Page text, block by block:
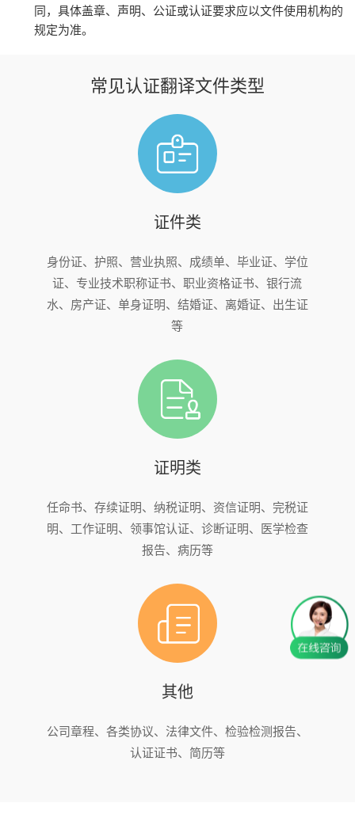
同，具体盖章、声明、公证或认证要求应以文件使用机构的
规定为准。
常见认证翻译文件类型
证件类
身份证、护照、营业执照、成绩单、毕业证、学位
证、专业技术职称证书、职业资格证书、银行流
水、房产证、单身证明、结婚证、离婚证、出生证
等
证明类
任命书、存续证明、纳税证明、资信证明、完税证
明、工作证明、领事馆认证、诊断证明、医学检查
报告、病历等
其他
公司章程、各类协议、法律文件、检验检测报告、
认证证书、简历等